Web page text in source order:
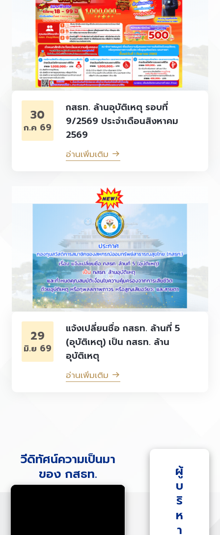
30
ก.ค 69
กสธท. ล้านอุบัติเหตุ รอบที่
9/2569 ประจำเดือนสิงหาคม
2569
อ่านเพิ่มเติม
29
มิ.ย 69
แจ้งเปลี่ยนชื่อ กสธท. ล้านที่ 5
(อุบัติเหตุ) เป็น กสธท. ล้าน
อุบัติเหตุ
อ่านเพิ่มเติม
วีดิทัศน์ความเป็นมา
ของ กสธท.
ผู้
บ
ริ
ห
า